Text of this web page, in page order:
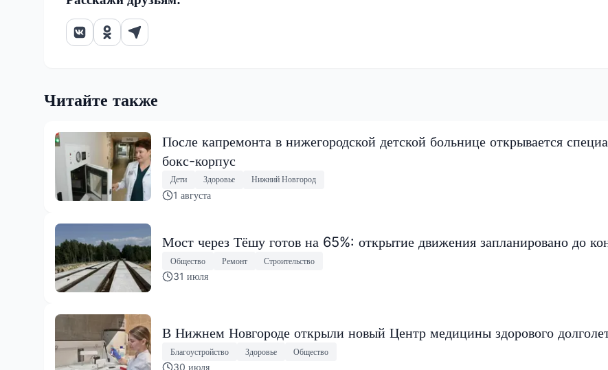
Читайте также
После капремонта в нижегородской детской больнице открывается
бокс-корпус
Дети Здоровье Нижний Новгород
1 августа
Мост через Тёшу готов на 65%: открытие движения запланировано до
Общество Ремонт Строительство
31 июля
В Нижнем Новгороде открыли новый Центр медицины здорового
Благоустройство Здоровье Общество
30 июля